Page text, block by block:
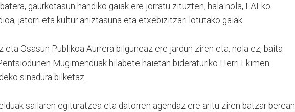
gaurkotasun handiko gaiak ere jorratu zituzten; hala nola, EAEko
jatorri eta kultur aniztasuna eta etxebizitzari lotutako gaiak.
eta Osasun Publikoa Aurrera bilguneaz ere jardun ziren eta, nola ez, baita
Mugimenduak hilabete haietan bideraturiko Herri Ekimen
sinadura bilketaz.
sailaren egituratzea eta datorren agendaz ere aritu ziren batzar berean.